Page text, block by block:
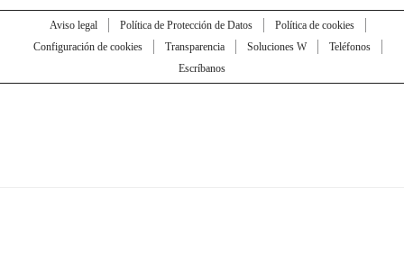
Aviso legal Política de Protección de Datos
Política de cookies
Configuración de cookies
Transparencia Soluciones W
Teléfonos
Escríbanos